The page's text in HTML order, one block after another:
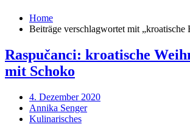
Home
Beiträge verschlagwortet mit „kroatische
Raspučanci: kroatische
mit Schoko
4. Dezember 2020
Annika Senger
Kulinarisches